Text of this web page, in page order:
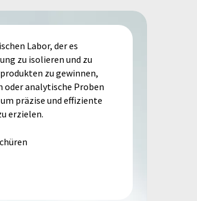
Labor, der es
zu isolieren und zu
zu gewinnen,
oder analytische Proben
präzise und effiziente
erzielen.